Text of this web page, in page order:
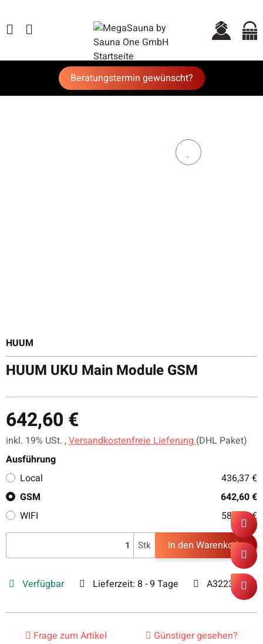
Beratungstermin gewünscht?
HUUM
HUUM UKU Main Module GSM
642,60 €
inkl. 19% USt. ,Versandkostenfreie Lieferung (DHL Paket)
Ausführung
Local
436,37 €
GSM
642,60 €
WIFI
587,00 €
Stk In den Warenkorb
Verfügbar Lieferzeit: 8 - 9 Tage A3223-0002
Frage zum Artikel
Günstiger gesehen?